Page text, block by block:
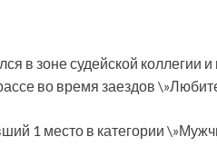
в зоне судейской коллегии
во время заездов
1 место в категории